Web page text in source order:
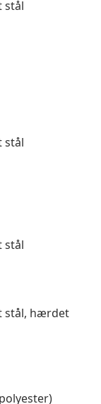
stål
stål
stål
stål, hærdet